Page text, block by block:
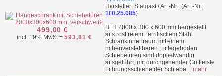
499,00 €
incl. 19% MwSt = 593,81 €
Hersteller: Stalgast / Art.-Nr.: (Art.-Nr.:
100.25.085)
BTH 2000 x 300 x 600 mm hergestellt
aus rostfreiem, ferritischem Stahl
Schrankinnenraum mit einem
höhenverstellbaren Einlegeboden
Schiebetüren sind doppelwandig
ausgeführt, mit durchgehender Griffleiste
Führungsschiene der Schiebe... mehr